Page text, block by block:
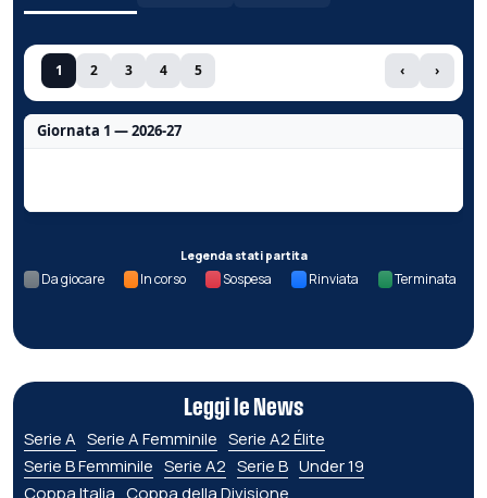
1 2 3 4 5 ‹ ›
Giornata 1 — 2026-27
Legenda stati partita
Da giocare In corso Sospesa Rinviata Terminata
Leggi le News
Serie A Serie A Femminile Serie A2 Élite
Serie B Femminile Serie A2 Serie B Under 19
Coppa Italia Coppa della Divisione